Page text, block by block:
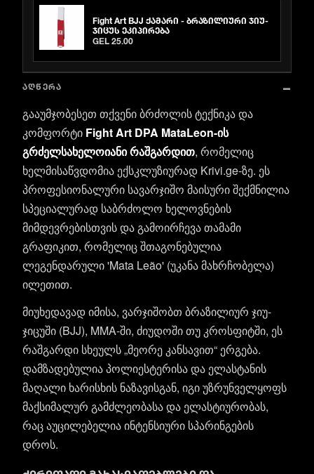
Fight Art BJJ ქამარი - ბრაზილიური ჯიუ-
ჯიცუს ეკიპირება
GEL 25.00
ᲐᲦᲬᲔᲠᲐ
გააუმჯობესეთ თქვენი ბრძოლის ტექნიკა და
კომფორტი Fight Art DPA MataLeon-ის
გრძელსახელოიანი რაშგარდით, რომელიც
ხელმისაწვდომია ექსკლუზიურად Krivi.ge-ზე. ეს
პროფესიონალური სავარჯიშო მაისური შექმნილია
სპეციალურად საბრძოლო ხელოვნების
მიმდევრებისთვის და გამოირჩევა თამამი
გრაფიკით, რომელიც შთაგონებულია
ლეგენდარული 'Mata Leão' (უკანა მახრჩობელა)
ილეთით.
მიუხედავად იმისა, ვარჯიშობთ ბრაზილიურ ჯიუ-
ჯიცუში (BJJ), MMA-ში, ძიუდოში თუ კროსფიტში, ეს
რაშგარდი სხეულს „მეორე კანსავით“ ერგება.
დამზადებულია პოლიესტერისა და ელასტანის
მაღალი ხარისხის ნაზავისგან, იგი უზრუნველყოფს
მაქსიმალურ გამძლეობასა და ელასტიურობას,
რაც აუცილებელია ინტენსიური სპარინგების
დროს.